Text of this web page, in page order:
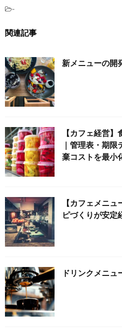
-
関連記事
新メニューの開
【カフェ経営
｜管理表・期
棄コストを最小
【カフェメニ
ピづくりが安定
ドリンクメニュ